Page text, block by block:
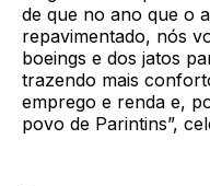
de que no ano que o
repavimentado, nós
boeings e dos jatos
trazendo mais
emprego e renda e,
povo de Parintins”,